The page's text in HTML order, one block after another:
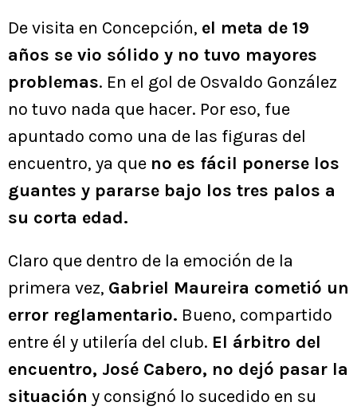
De visita en Concepción, el meta de 19
años se vio sólido y no tuvo mayores
problemas. En el gol de Osvaldo González
no tuvo nada que hacer. Por eso, fue
apuntado como una de las figuras del
encuentro, ya que no es fácil ponerse los
guantes y pararse bajo los tres palos a
su corta edad.
Claro que dentro de la emoción de la
primera vez, Gabriel Maureira cometió un
error reglamentario. Bueno, compartido
entre él y utilería del club. El árbitro del
encuentro, José Cabero, no dejó pasar la
situación y consignó lo sucedido en su